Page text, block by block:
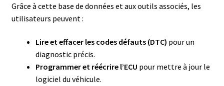
Grâce à cette base de données et aux outils associés, les
utilisateurs peuvent :
Lire et effacer les codes défauts (DTC) pour un
diagnostic précis.
Programmer et réécrire l’ECU pour mettre à jour le
logiciel du véhicule.